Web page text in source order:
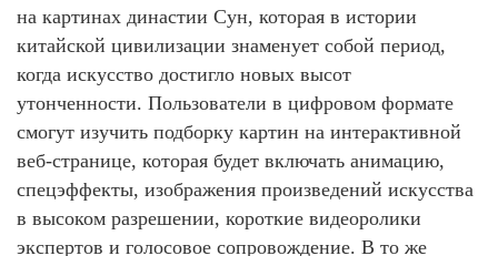
на картинах династии Сун, которая в истории
китайской цивилизации знаменует собой период,
когда искусство достигло новых высот
утонченности. Пользователи в цифровом формате
смогут изучить подборку картин на интерактивной
веб-странице, которая будет включать анимацию,
спецэффекты, изображения произведений искусства
в высоком разрешении, короткие видеоролики
экспертов и голосовое сопровождение. В то же